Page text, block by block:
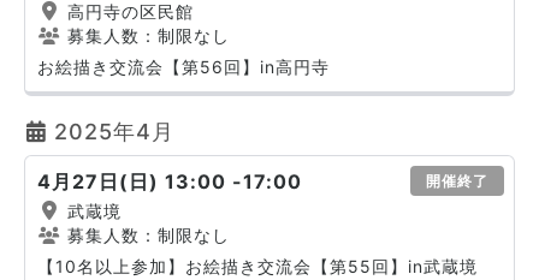
高円寺の区民館
募集人数：制限なし
お絵描き交流会【第56回】in高円寺
2025年4月
4月27日(日) 13:00 -17:00 開催終了
武蔵境
募集人数：制限なし
【10名以上参加】お絵描き交流会【第55回】in武蔵境